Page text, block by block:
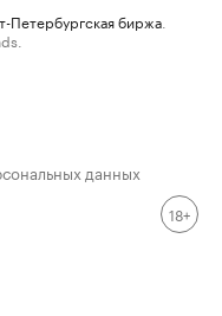
Петербургская биржа
данных
18+